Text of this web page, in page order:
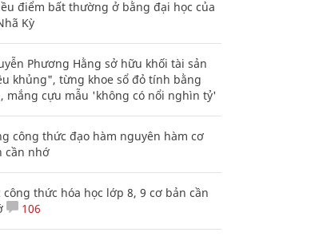
điểm bất thường ở bằng đại học của
Kỳ
Phương Hằng sở hữu khối tài sản
khủng", từng khoe sổ đỏ tính bằng
mắng cựu mẫu 'không có nổi nghìn tỷ'
công thức đạo hàm nguyên hàm cơ
cần nhớ
công thức hóa học lớp 8, 9 cơ bản cần
106